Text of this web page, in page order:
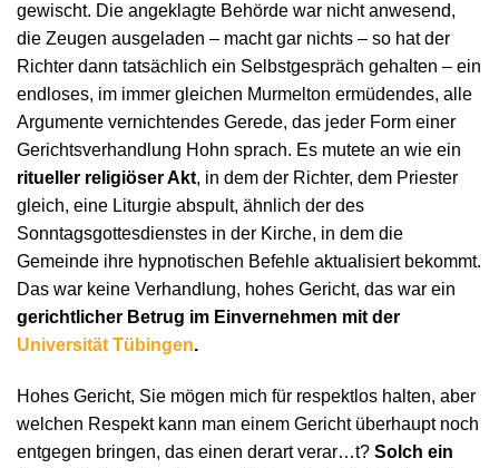
gewischt. Die angeklagte Behörde war nicht anwesend,
die Zeugen ausgeladen – macht gar nichts – so hat der
Richter dann tatsächlich ein Selbstgespräch gehalten – ein
endloses, im immer gleichen Murmelton ermüdendes, alle
Argumente vernichtendes Gerede, das jeder Form einer
Gerichtsverhandlung Hohn sprach. Es mutete an wie ein
ritueller religiöser Akt, in dem der Richter, dem Priester
gleich, eine Liturgie abspult, ähnlich der des
Sonntagsgottesdienstes in der Kirche, in dem die
Gemeinde ihre hypnotischen Befehle aktualisiert bekommt.
Das war keine Verhandlung, hohes Gericht, das war ein
gerichtlicher Betrug im Einvernehmen mit der
Universität Tübingen.
Hohes Gericht, Sie mögen mich für respektlos halten, aber
welchen Respekt kann man einem Gericht überhaupt noch
entgegen bringen, das einen derart verar…t? Solch ein